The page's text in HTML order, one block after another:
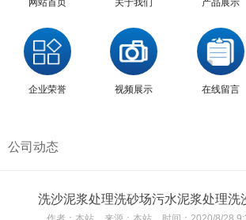
网站首页 关于我们 产品展示
企业荣誉 视频展示 在线留言
公司动态
洗沙泥浆处理洗砂场污水泥浆处理洗